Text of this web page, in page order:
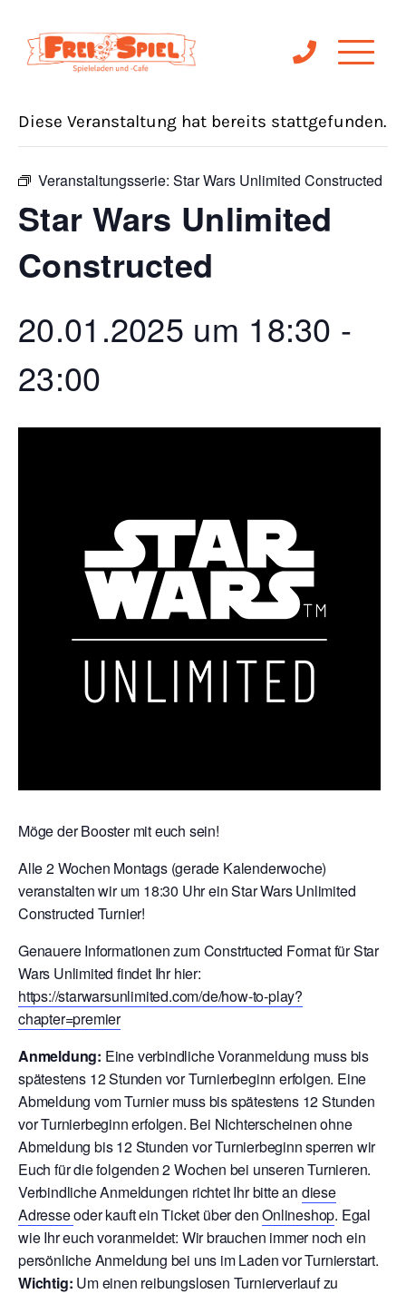
« Alle Veranstaltungen
Diese Veranstaltung hat bereits stattgefunden.
Veranstaltungsserie: Star Wars Unlimited Constructed
Star Wars Unlimited
Constructed
20.01.2025 um 18:30 -
23:00
Möge der Booster mit euch sein!
Alle 2 Wochen Montags (gerade Kalenderwoche)
veranstalten wir um 18:30 Uhr ein Star Wars Unlimited
Constructed Turnier!
Genauere Informationen zum Constrtucted Format für Star
Wars Unlimited findet Ihr hier:
https://starwarsunlimited.com/de/how-to-play?
chapter=premier
Anmeldung: Eine verbindliche Voranmeldung muss bis
spätestens 12 Stunden vor Turnierbeginn erfolgen. Eine
Abmeldung vom Turnier muss bis spätestens 12 Stunden
vor Turnierbeginn erfolgen. Bei Nichterscheinen ohne
Abmeldung bis 12 Stunden vor Turnierbeginn sperren wir
Euch für die folgenden 2 Wochen bei unseren Turnieren.
Verbindliche Anmeldungen richtet Ihr bitte an diese
Adresseoder kauft ein Ticket über denOnlineshop. Egal
wie Ihr euch voranmeldet: Wir brauchen immer noch ein
persönliche Anmeldung bei uns im Laden vor Turnierstart.
Wichtig: Um einen reibungslosen Turnierverlauf zu